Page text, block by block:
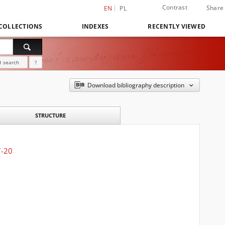
EN PL Contrast Share
INDEXES RECENTLY VIEWED
search ?
Download bibliography description
STRUCTURE
20